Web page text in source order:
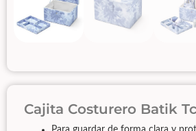
Cajita Costurero Batik